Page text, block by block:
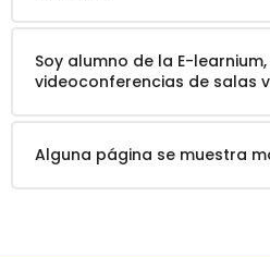
Soy alumno de la E-
videoconferencias de salas
Alguna página se muestra